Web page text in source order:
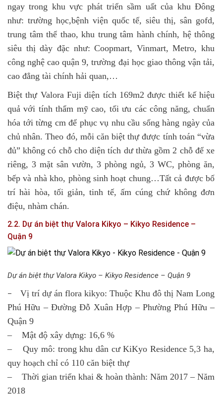
ngay trong khu vực phát triển sầm uất của khu Đông
như: trường học,bệnh viện quốc tế, siêu thị, sân gofd,
trung tâm thể thao, khu trung tâm hành chính, hệ thông
siêu thị dày đặc như: Coopmart, Vinmart, Metro, khu
công nghệ cao quận 9, trường đại học giao thông vận tải,
cao đẳng tài chính hải quan,…
Biệt thự Valora Fuji diện tích 169m2 được thiết kế hiệu
quả với tính thẩm mỹ cao, tối ưu các công năng, chuẩn
hóa tới từng cm để phục vụ nhu cầu sống hàng ngày của
chủ nhân. Theo đó, mỗi căn biệt thự được tính toán “vừa
đủ” không có chỗ cho diện tích dư thừa gồm 2 chỗ để xe
riêng, 3 mặt sân vườn, 3 phòng ngủ, 3 WC, phòng ăn,
bếp và nhà kho, phòng sinh hoạt chung…Tất cả được bố
trí hài hòa, tối giản, tinh tế, ấm cúng chứ không đơn
điệu, nhàm chán.
2.2. Dự án biệt thự Valora Kikyo – Kikyo Residence –
Quận 9
Dự án biệt thự Valora Kikyo – Kikyo Residence – Quận 9
–
Vị trí dự án flora kikyo: Thuộc Khu đô thị Nam Long
Phú Hữu – Đường Đỗ Xuân Hợp – Phường Phú Hữu –
Quận 9
– Mật độ xây dựng: 16,6 %
– Quy mô: trong khu dân cư KiKyo Residence 5,3 ha,
quy hoạch chỉ có 110 căn biệt thự
– Thời gian triển khai & hoàn thành: Năm 2017 – Năm
2018